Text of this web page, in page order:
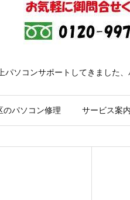
ソコンサポートしてきました
のパソコン修理 サービス案内